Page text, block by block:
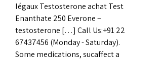
légaux Testosterone achat Test
Enanthate 250 Everone –
testosterone […] Call Us:+91 22
67437456 (Monday - Saturday).
Some medications, sucaffect a